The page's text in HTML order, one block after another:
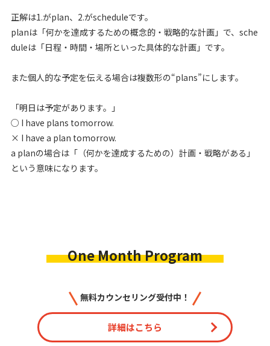
正解は1.がplan、2.がscheduleです。
planは「何かを達成するための概念的・戦略的な計画」で、sche
duleは「日程・時間・場所といった具体的な計画」です。
また個人的な予定を伝える場合は複数形の“plans”にします。
「明日は予定があります。」
○ I have plans tomorrow.
× I have a plan tomorrow.
a planの場合は「（何かを達成するための）計画・戦略がある」
という意味になります。
One Month Program
無料カウンセリング受付中！
詳細はこちら